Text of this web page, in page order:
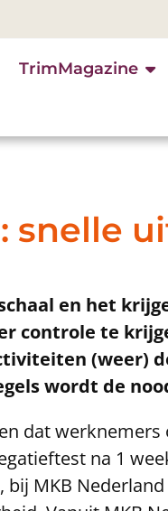
TrimMagazine
snelle
en het
controle te
(weer)
wordt de
dat
na 1
bij MKB